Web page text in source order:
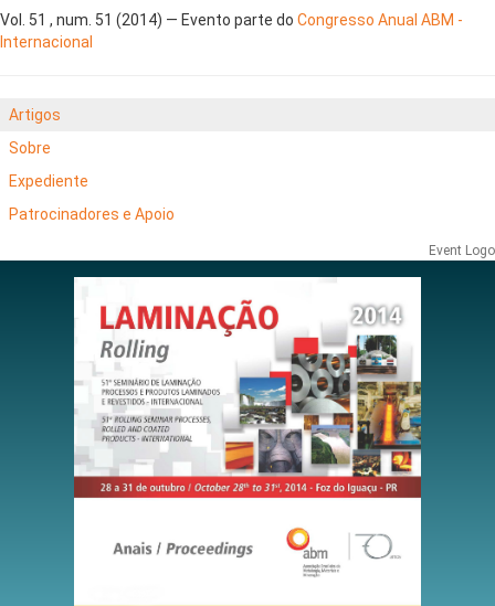
Vol. 51 , num. 51 (2014) — Evento parte do Congresso Anual ABM -
Internacional
Artigos
Sobre
Expediente
Patrocinadores e Apoio
Event Logo